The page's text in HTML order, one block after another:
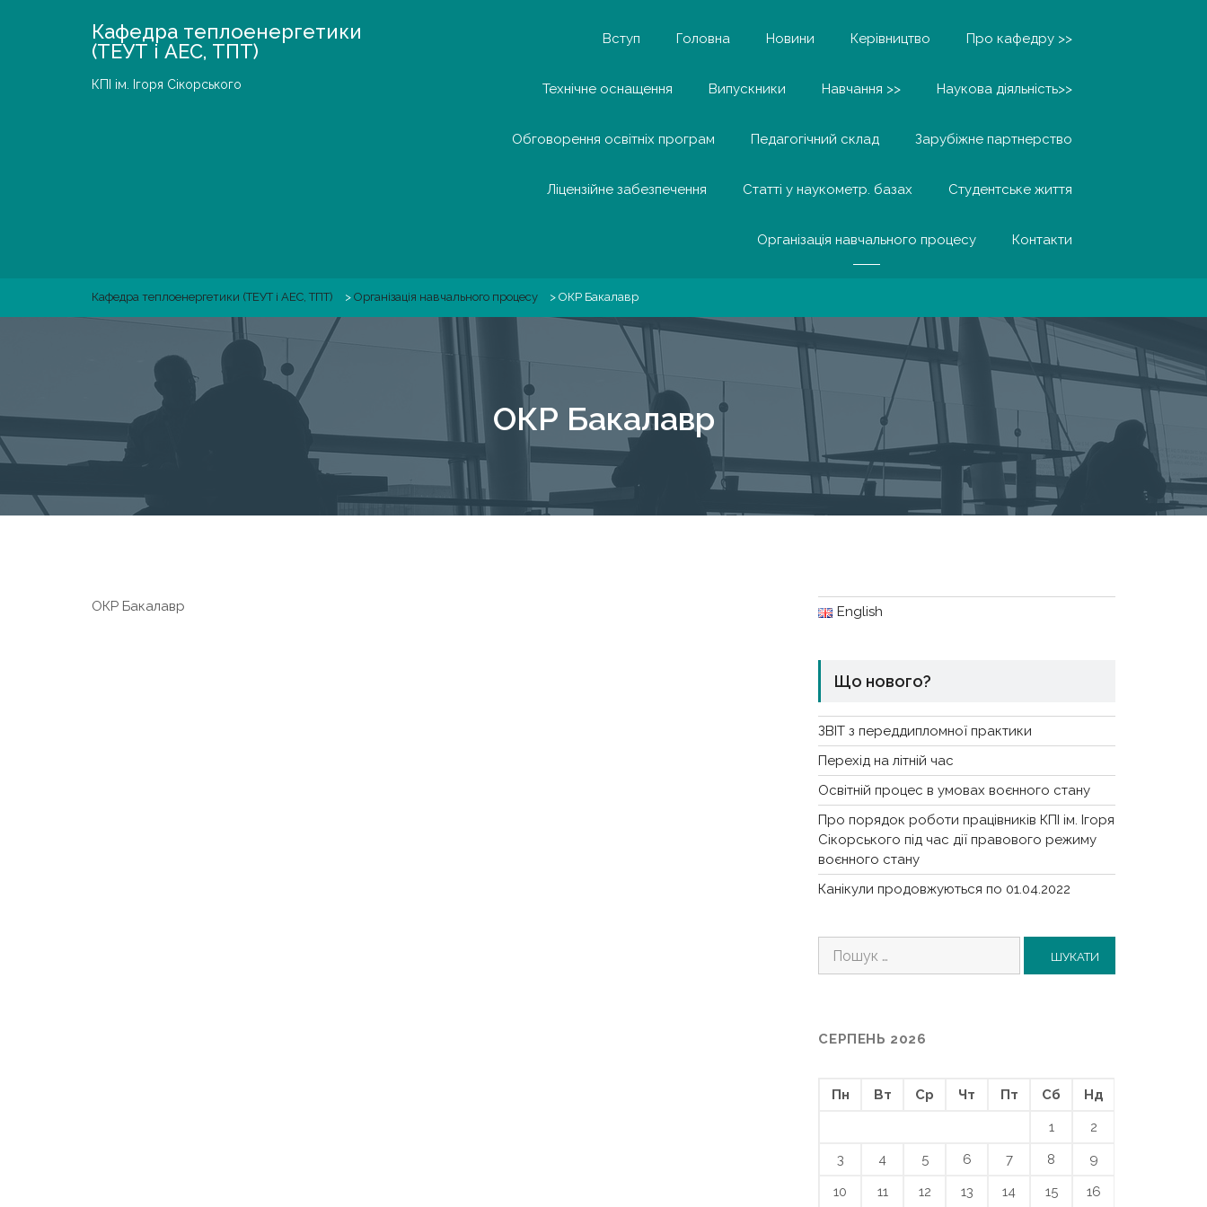
Кафедра теплоенергетики
(ТЕУТ і АЕС, ТПТ)
КПІ ім. Ігоря Сікорського
Вступ Головна Новини Керівництво Про кафедру >>
Технічне оснащення Випускники Навчання >> Наукова діяльність>>
Обговорення освітніх програм Педагогічний склад Зарубіжне партнерство
Ліцензійне забезпечення Статті у наукометр. базах Студентське життя
Організація навчального процесу Контакти
Кафедра теплоенергетики (ТЕУТ і АЕС, ТПТ) > Організація навчального процесу > ОКР Бакалавр
ОКР Бакалавр
ОКР Бакалавр English
Що нового?
ЗВІТ з переддипломної практики
Перехід на літній час
Освітній процес в умовах воєнного стану
Про порядок роботи працівників КПІ ім. Ігоря
Сікорського під час дії правового режиму
воєнного стану
Канікули продовжуються по 01.04.2022
СЕРПЕНЬ 2026
Пн Вт Ср Чт Пт Сб
Нд
1
2
3
4 5 6 7 8
9
10
11 12 13 14 15 16